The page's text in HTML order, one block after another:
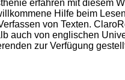
erfahren mit diesem
Hilfe beim
von Texten.
auch von englischen
zur Verfügung
genannten
sind Eigentum der jeweiligen
Irrtümer und
vorbehalten.
13. Juli 2026 fluSoft Spezial